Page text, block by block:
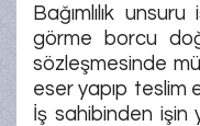
Bağımlılık
görme borcu
sözleşmesinde
eser yapıp teslim
İş sahibinden işin